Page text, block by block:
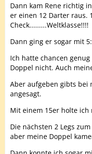
Dann kam Rene richtig
er einen 12 Darter raus.
Check.........Weltklasse!!!!
Dann ging er sogar mit
Ich hatte chancen
Doppel nicht. Auch
Aber aufgeben gibts bei
angesagt.
Mit einem 15er holte ich
Die nächsten 2 Legs
aber meine Doppel